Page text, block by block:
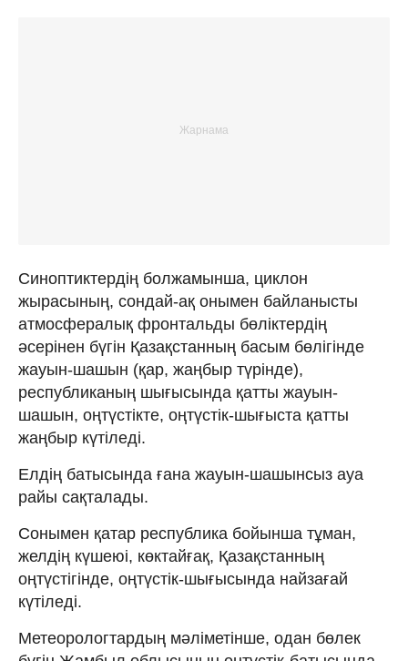
Синоптиктердің болжамынша, циклон
жырасының, сондай-ақ онымен байланысты
атмосфералық фронтальды бөліктердің
әсерінен бүгін Қазақстанның басым бөлігінде
жауын-шашын (қар, жаңбыр түрінде),
республиканың шығысында қатты жауын-
шашын, оңтүстікте, оңтүстік-шығыста қатты
жаңбыр күтіледі.
Елдің батысында ғана жауын-шашынсыз ауа
райы сақталады.
Сонымен қатар республика бойынша тұман,
желдің күшеюі, көктайғақ, Қазақстанның
оңтүстігінде, оңтүстік-шығысында найзағай
күтіледі.
Метеорологтардың мәліметінше, одан бөлек